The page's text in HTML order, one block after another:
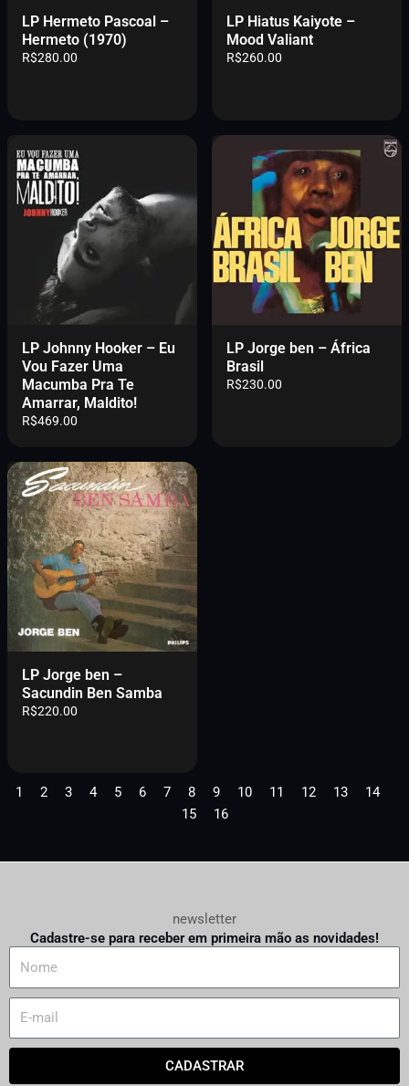
LP Hermeto Pascoal –
Hermeto (1970)
R$280.00
LP Hiatus Kaiyote –
Mood Valiant
R$260.00
LP Johnny Hooker – Eu
Vou Fazer Uma
Macumba Pra Te
Amarrar, Maldito!
R$469.00
LP Jorge ben – África
Brasil
R$230.00
LP Jorge ben –
Sacundin Ben Samba
R$220.00
1 2 3 4 5 6 7 8 9 10 11 12 13
14
15
16
newsletter
Cadastre-se para receber em primeira mão as novidades!
m
a
CADASTRAR